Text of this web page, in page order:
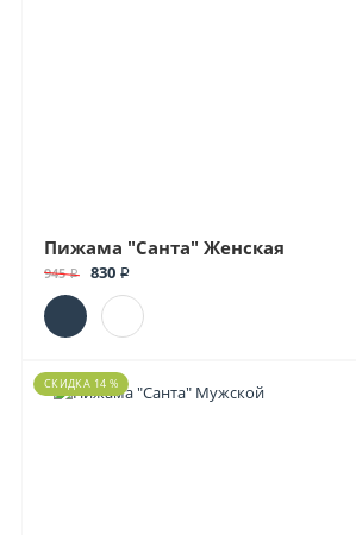
Пижама "Санта" Женская
945 ₽ 830 ₽
СКИДКА 14 %